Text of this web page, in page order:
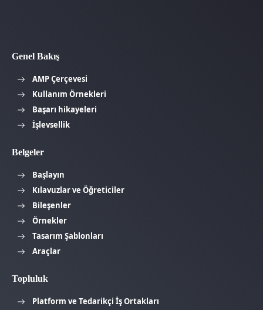
Genel Bakış
AMP Çerçevesi
Kullanım Örnekleri
Başarı hikayeleri
İşlevsellik
Belgeler
Başlayın
Kılavuzlar ve Öğreticiler
Bileşenler
Örnekler
Tasarım Şablonları
Araçlar
Topluluk
Platform ve Tedarikçi İş Ortakları